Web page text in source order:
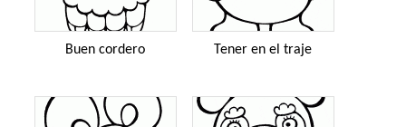
Buen cordero Tener en el traje